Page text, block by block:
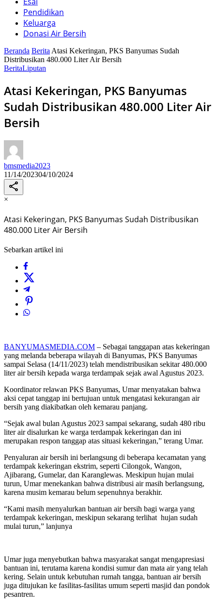
Pendidikan
Keluarga
Donasi Air Bersih
Beranda Berita Atasi Kekeringan, PKS Banyumas Sudah
Distribusikan 480.000 Liter Air Bersih
BeritaLiputan
Atasi Kekeringan, PKS Banyumas
Sudah Distribusikan 480.000 Liter Air
Bersih
bmsmedia2023
11/14/202304/10/2024
×
Atasi Kekeringan, PKS Banyumas Sudah Distribusikan
480.000 Liter Air Bersih
Sebarkan artikel ini
BANYUMASMEDIA.COM – Sebagai tanggapan atas kekeringan
yang melanda beberapa wilayah di Banyumas, PKS Banyumas
sampai Selasa (14/11/2023) telah mendistribusikan sekitar 480.000
liter air bersih kepada warga terdampak sejak awal Agustus 2023.
Koordinator relawan PKS Banyumas, Umar menyatakan bahwa
aksi cepat tanggap ini bertujuan untuk mengatasi kekurangan air
bersih yang diakibatkan oleh kemarau panjang.
“Sejak awal bulan Agustus 2023 sampai sekarang, sudah 480 ribu
liter air disalurkan ke warga terdampak kekeringan dan ini
merupakan respon tanggap atas situasi kekeringan,” terang Umar.
Penyaluran air bersih ini berlangsung di beberapa kecamatan yang
terdampak kekeringan ekstrim, seperti Cilongok, Wangon,
Ajibarang, Gumelar, dan Karanglewas. Meskipun hujan mulai
turun, Umar menekankan bahwa distribusi air masih berlangsung,
karena musim kemarau belum sepenuhnya berakhir.
“Kami masih menyalurkan bantuan air bersih bagi warga yang
terdampak kekeringan, meskipun sekarang terlihat hujan sudah
mulai turun,” lanjunya
Umar juga menyebutkan bahwa masyarakat sangat mengapresiasi
bantuan ini, terutama karena kondisi sumur dan mata air yang telah
kering. Selain untuk kebutuhan rumah tangga, bantuan air bersih
juga ditujukan ke fasilitas-fasilitas umum seperti masjid dan pondok
pesantren.